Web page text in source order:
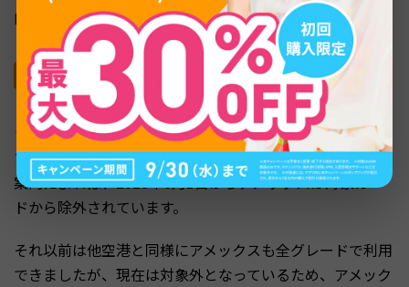
内ページで確認するのが確実です。
2025年6月以降アメリカン・エキスプレスは対象
外
ラウンジひまわりで注意したいのが、アメリカン・エキス
プレス（アメックス）の取り扱いです。北九州空港の公式
案内によれば、2025年6月1日からアメックスは対象カー
ドから除外されています。
それ以前は他空港と同様にアメックスも全グレードで利用
できましたが、現在は対象外となっているため、アメック